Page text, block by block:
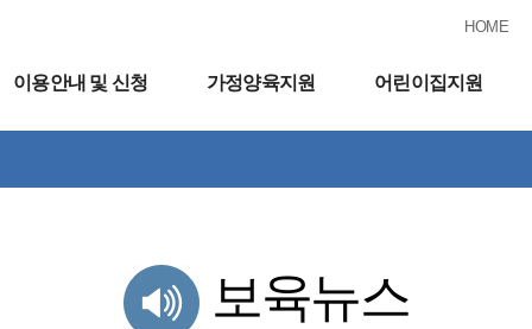
HOME
이용안내 및 신청 가정양육지원 어린이집지원
보육뉴스